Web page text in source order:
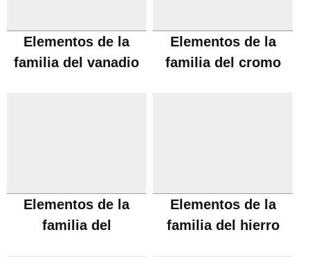
Elementos de la
familia del vanadio
Elementos de la
familia del cromo
Elementos de la
familia del
Elementos de la
familia del hierro